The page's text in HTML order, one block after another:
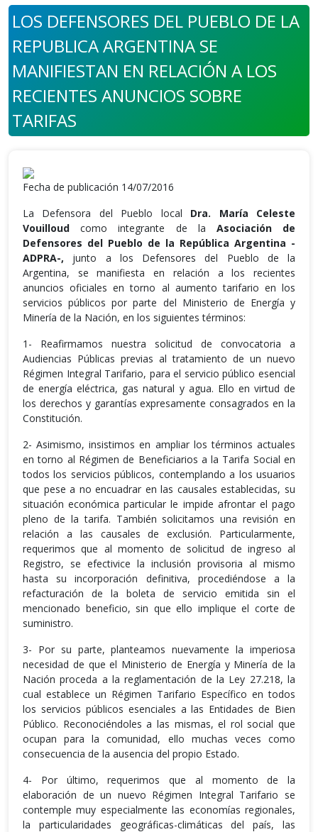
LOS DEFENSORES DEL PUEBLO DE LA
REPUBLICA ARGENTINA SE
MANIFIESTAN EN RELACIÓN A LOS
RECIENTES ANUNCIOS SOBRE
TARIFAS
Fecha de publicación 14/07/2016
La Defensora del Pueblo local Dra. María Celeste
Vouilloud como integrante de la Asociación de
Defensores del Pueblo de la República Argentina -
ADPRA-, junto a los Defensores del Pueblo de la
Argentina, se manifiesta en relación a los recientes
anuncios oficiales en torno al aumento tarifario en los
servicios públicos por parte del Ministerio de Energía y
Minería de la Nación, en los siguientes términos:
1- Reafirmamos nuestra solicitud de convocatoria a
Audiencias Públicas previas al tratamiento de un nuevo
Régimen Integral Tarifario, para el servicio público esencial
de energía eléctrica, gas natural y agua. Ello en virtud de
los derechos y garantías expresamente consagrados en la
Constitución.
2- Asimismo, insistimos en ampliar los términos actuales
en torno al Régimen de Beneficiarios a la Tarifa Social en
todos los servicios públicos, contemplando a los usuarios
que pese a no encuadrar en las causales establecidas, su
situación económica particular le impide afrontar el pago
pleno de la tarifa. También solicitamos una revisión en
relación a las causales de exclusión. Particularmente,
requerimos que al momento de solicitud de ingreso al
Registro, se efectivice la inclusión provisoria al mismo
hasta su incorporación definitiva, procediéndose a la
refacturación de la boleta de servicio emitida sin el
mencionado beneficio, sin que ello implique el corte de
suministro.
3- Por su parte, planteamos nuevamente la imperiosa
necesidad de que el Ministerio de Energía y Minería de la
Nación proceda a la reglamentación de la Ley 27.218, la
cual establece un Régimen Tarifario Específico en todos
los servicios públicos esenciales a las Entidades de Bien
Público. Reconociéndoles a las mismas, el rol social que
ocupan para la comunidad, ello muchas veces como
consecuencia de la ausencia del propio Estado.
4- Por último, requerimos que al momento de la
elaboración de un nuevo Régimen Integral Tarifario se
contemple muy especialmente las economías regionales,
la particularidades geográficas-climáticas del país, las